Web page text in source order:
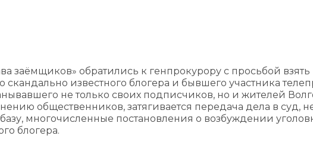
заёмщиков» обратились к генпрокурору с просьбой взять
известного блогера и бывшего участника
не только своих подписчиков, но и жителей
общественников, затягивается передача дела в суд,
многочисленные постановления о возбуждении
блогера.